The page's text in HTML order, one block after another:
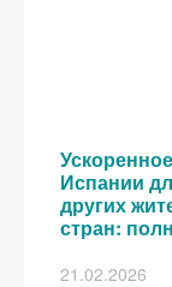
Испании
других
стран:
21.02.2026